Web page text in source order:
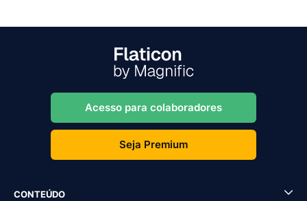
Acesso para colaboradores
Seja Premium
CONTEÚDO